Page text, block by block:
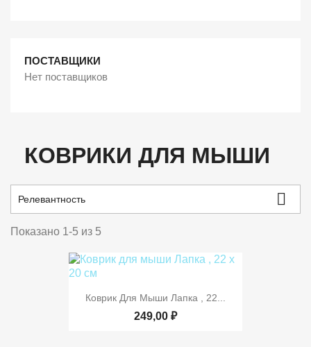
ПОСТАВЩИКИ
Нет поставщиков
КОВРИКИ ДЛЯ МЫШИ
Релевантность 
Показано 1-5 из 5
Коврик Для Мыши Лапка , 22...
249,00 ₽